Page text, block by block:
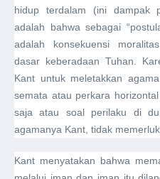
hidup terdalam (ini dampak
adalah bahwa sebagai
adalah konsekuensi
dasar keberadaan Tuhan.
Kant untuk meletakkan
semata atau perkara
saja atau soal perilaku di
agamanya Kant, tidak
Kant menyatakan bahwa